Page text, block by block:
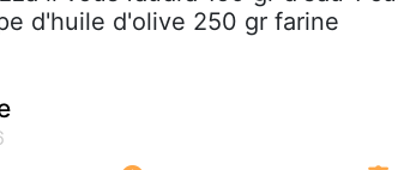
d'huile d'olive 250 gr farine